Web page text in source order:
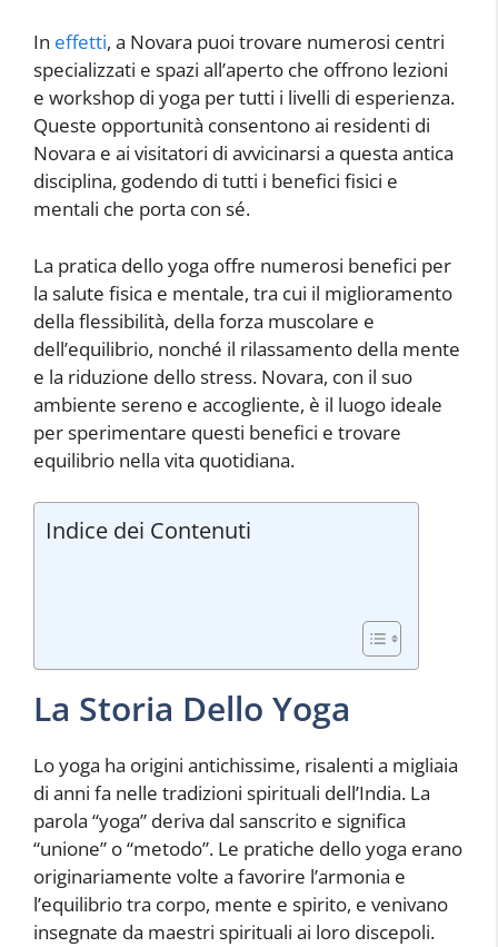
In effetti, a Novara puoi trovare numerosi centri
specializzati e spazi all’aperto che offrono lezioni
e workshop di yoga per tutti i livelli di esperienza.
Queste opportunità consentono ai residenti di
Novara e ai visitatori di avvicinarsi a questa antica
disciplina, godendo di tutti i benefici fisici e
mentali che porta con sé.
La pratica dello yoga offre numerosi benefici per
la salute fisica e mentale, tra cui il miglioramento
della flessibilità, della forza muscolare e
dell’equilibrio, nonché il rilassamento della mente
e la riduzione dello stress. Novara, con il suo
ambiente sereno e accogliente, è il luogo ideale
per sperimentare questi benefici e trovare
equilibrio nella vita quotidiana.
Indice dei Contenuti
La Storia Dello Yoga
Lo yoga ha origini antichissime, risalenti a migliaia
di anni fa nelle tradizioni spirituali dell’India. La
parola “yoga” deriva dal sanscrito e significa
“unione” o “metodo”. Le pratiche dello yoga erano
originariamente volte a favorire l’armonia e
l’equilibrio tra corpo, mente e spirito, e venivano
insegnate da maestri spirituali ai loro discepoli.